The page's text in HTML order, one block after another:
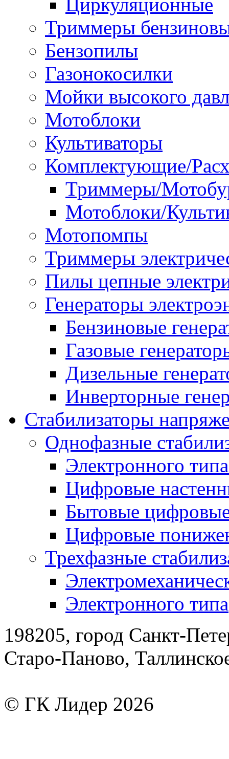
Циркуляционные
Триммеры
Бензопилы
Газонокосилки
Мойки высокого
Мотоблоки
Культиваторы
Комплектующие/
Триммеры/
Мотоблоки/
Мотопомпы
Триммеры
Пилы цепные
Генераторы
Бензиновые
Газовые
Дизельные
Инверторные
Стабилизаторы
Однофазные
Электронного
Цифровые
Бытовые
Цифровые
Трехфазные
Электронного типа
198205, город Санкт-
Старо-Паново,
© ГК Лидер 2026